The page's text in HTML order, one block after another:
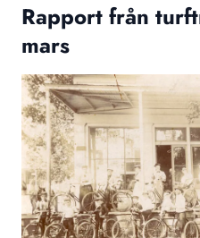
Rapport från
mars